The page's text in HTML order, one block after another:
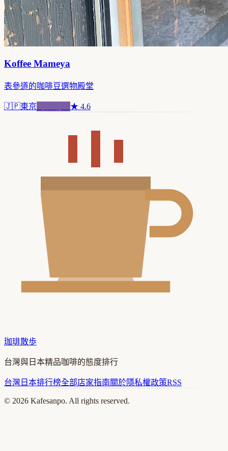
Koffee Mameya
表參道的咖啡豆選物殿堂
🇯🇵東京 ★ 4.6
珈琲散歩
台灣與日本精品咖啡的態度排行
台灣 日本排行榜全部店家指南關於隱私權政策RSS
© 2026 Kafesanpo. All rights reserved.